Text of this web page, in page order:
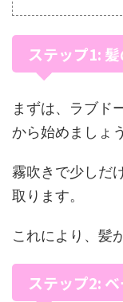
ステップ1:
まずは、ラブド
から始めましょう
霧吹きで少しだ
取ります。
これにより、髪
ステップ2: